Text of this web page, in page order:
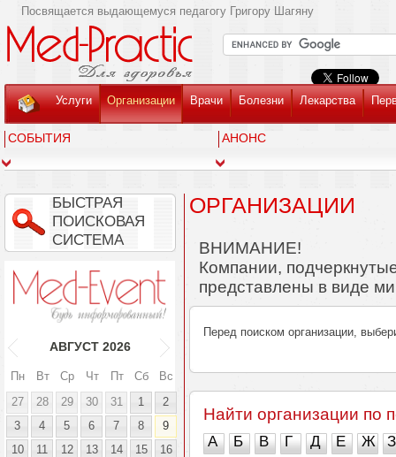
Посвящается выдающемуся педагогу Григору Шагяну
Услуги Организации Врачи Болезни Лекарства
СОБЫТИЯ АНОНС
БЫСТРАЯ
ПОИСКОВАЯ
СИСТЕМА
АВГУСТ 2026
Пн Вт Ср Чт Пт Сб
Вс
27
28 29 30 31 1
2
3
4 5 6 7 8
9
10
11 12 13 14 15
16
ОРГАНИЗАЦИИ
ВНИМАНИЕ!
Компании,
представлены в виде
Перед поиском организации,
Найти организации по
А Б В Г Д Е Ж
З